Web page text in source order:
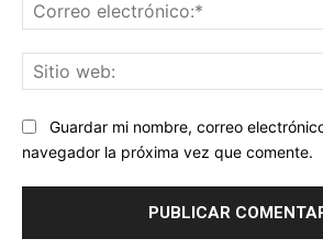
Guardar mi nombre, correo
navegador la próxima vez que comente.